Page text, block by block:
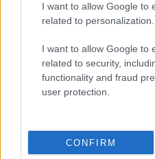
I want to allow Google to
related to personalization.
I want to allow Google to
related to security,
functionality and fraud
user protection.
CONFIRM
A negyedik
Amerikai